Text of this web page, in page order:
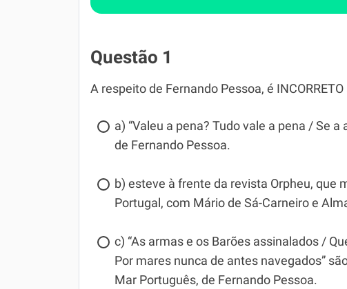
Questão 1
A respeito de Fernando Pessoa, é
a) “Valeu a pena? Tudo vale a pena / Se
de Fernando Pessoa.
b) esteve à frente da revista Orpheu, que
Portugal, com Mário de Sá-Carneiro e
c) “As armas e os Barões assinalados /
Por mares nunca de antes navegados”
Mar Português, de Fernando Pessoa.